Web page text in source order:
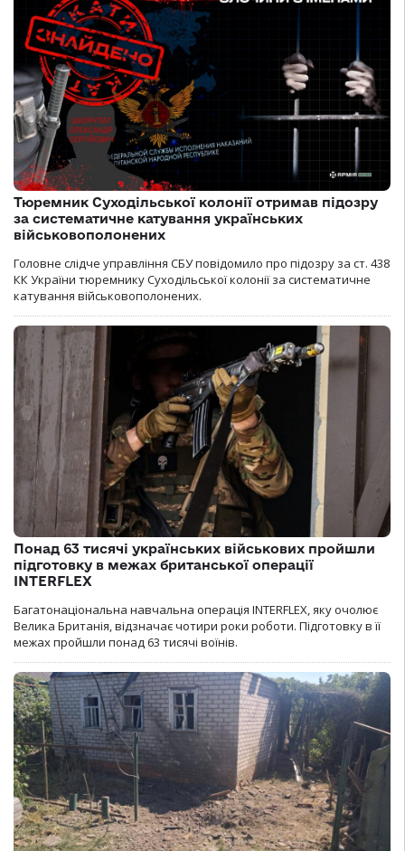
Тюремник Суходільської колонії отримав підозру
за систематичне катування українських
військовополонених
Головне слідче управління СБУ повідомило про підозру за ст. 438
КК України тюремнику Суходільської колонії за систематичне
катування військовополонених.
Понад 63 тисячі українських військових пройшли
підготовку в межах британської операції
INTERFLEX
Багатонаціональна навчальна операція INTERFLEX, яку очолює
Велика Британія, відзначає чотири роки роботи. Підготовку в її
межах пройшли понад 63 тисячі воїнів.